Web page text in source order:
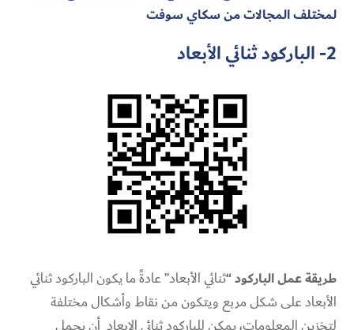
لمختلف المجالات من سكاي سوفت
2- الباركود ثنائي الأبعاد
طريقة عمل الباركود “ثنائي الأبعاد” عادةً ما يكون الباركود ثنائي
الأبعاد على شكل مربع ويتكون من نقاط وأشكال مختلفة